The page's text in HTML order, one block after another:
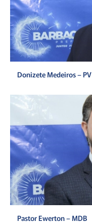
Donizete Medeiros – PV
Pastor Ewerton – MDB